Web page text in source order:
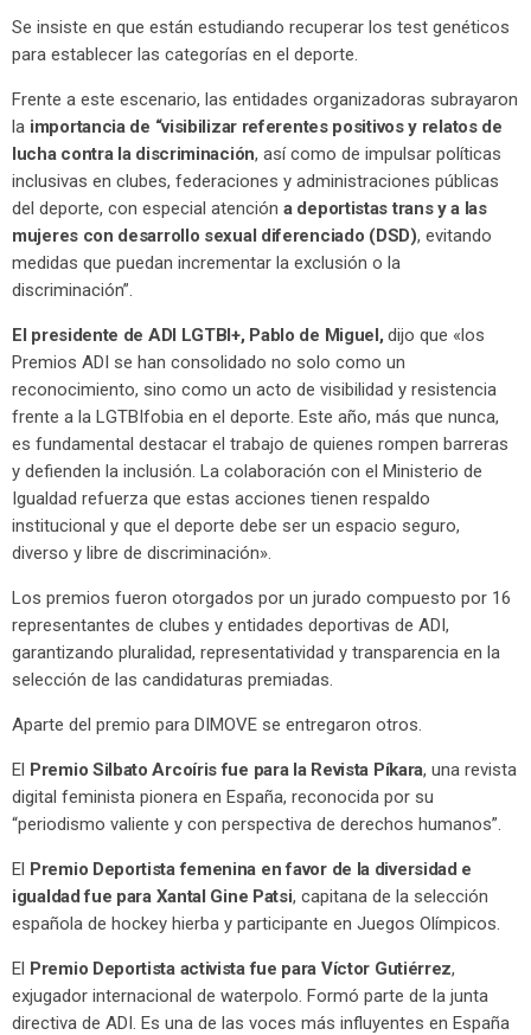
Se insiste en que están estudiando recuperar los test genéticos
para establecer las categorías en el deporte.
Frente a este escenario, las entidades organizadoras subrayaron
la importancia de “visibilizar referentes positivos y relatos de
lucha contra la discriminación, así como de impulsar políticas
inclusivas en clubes, federaciones y administraciones públicas
del deporte, con especial atención a deportistas trans y a las
mujeres con desarrollo sexual diferenciado (DSD), evitando
medidas que puedan incrementar la exclusión o la
discriminación”.
El presidente de ADI LGTBI+, Pablo de Miguel,dijo que «los
Premios ADI se han consolidado no solo como un
reconocimiento, sino como un acto de visibilidad y resistencia
frente a la LGTBIfobia en el deporte. Este año, más que nunca,
es fundamental destacar el trabajo de quienes rompen barreras
y defienden la inclusión. La colaboración con el Ministerio de
Igualdad refuerza que estas acciones tienen respaldo
institucional y que el deporte debe ser un espacio seguro,
diverso y libre de discriminación».
Los premios fueron otorgados por un jurado compuesto por 16
representantes de clubes y entidades deportivas de ADI,
garantizando pluralidad, representatividad y transparencia en la
selección de las candidaturas premiadas.
Aparte del premio para DIMOVE se entregaron otros.
El Premio Silbato Arcoíris fue para la Revista Píkara, una revista
digital feminista pionera en España, reconocida por su
“periodismo valiente y con perspectiva de derechos humanos”.
El Premio Deportista femenina en favor de la diversidad e
igualdad fue para Xantal Gine Patsi, capitana de la selección
española de hockey hierba y participante en Juegos Olímpicos.
El Premio Deportista activista fue para Víctor Gutiérrez,
exjugador internacional de waterpolo. Formó parte de la junta
directiva de ADI. Es una de las voces más influyentes en España